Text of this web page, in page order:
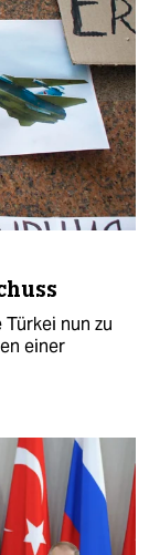
nun zu
einer